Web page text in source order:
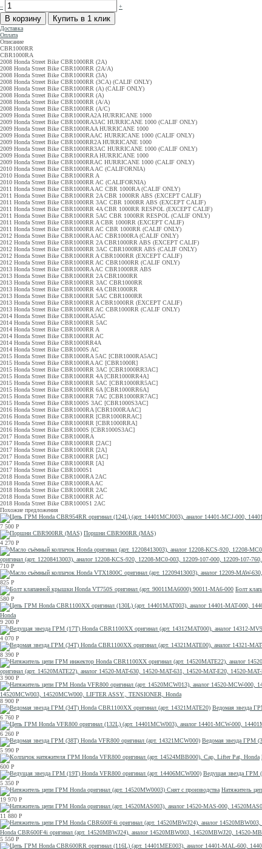
–
+
Доставка
Оплата
Описание
CBR1000RR
CBR1000RA
2008 Honda Street Bike CBR1000RR (2A)
2008 Honda Street Bike CBR1000RR (2A/A)
2008 Honda Street Bike CBR1000RR (3A)
2008 Honda Street Bike CBR1000RR (3CA) (CALIF ONLY)
2008 Honda Street Bike CBR1000RR (A) (CALIF ONLY)
2008 Honda Street Bike CBR1000RR (A)
2008 Honda Street Bike CBR1000RR (A/A)
2008 Honda Street Bike CBR1000RR (A/C)
2009 Honda Street Bike CBR1000RA2A HURRICANE 1000
2009 Honda Street Bike CBR1000RA3AC HURRICANE 1000 (CALIF ONLY)
2009 Honda Street Bike CBR1000RAA HURRICANE 1000
2009 Honda Street Bike CBR1000RAAC HURRICANE 1000 (CALIF ONLY)
2009 Honda Street Bike CBR1000RR2A HURRICANE 1000
2009 Honda Street Bike CBR1000RR3AC HURRICANE 1000 (CALIF ONLY)
2009 Honda Street Bike CBR1000RRA HURRICANE 1000
2009 Honda Street Bike CBR1000RRAC HURRICANE 1000 (CALIF ONLY)
2010 Honda Street Bike CBR1000RA AC (CALIFORNIA)
2010 Honda Street Bike CBR1000RR A
2010 Honda Street Bike CBR1000RR AC (CALIFORNIA)
2011 Honda Street Bike CBR1000RA AC CBR 1000RA (CALIF ONLY)
2011 Honda Street Bike CBR1000RR 2A CBR 1000RR ABS (EXCEPT CALIF)
2011 Honda Street Bike CBR1000RR 3AC CBR 1000RR ABS (EXCEPT CALIF)
2011 Honda Street Bike CBR1000RR 4A CBR 1000RR RESPOL (EXCEPT CALIF)
2011 Honda Street Bike CBR1000RR 5AC CBR 1000RR RESPOL (CALIF ONLY)
2011 Honda Street Bike CBR1000RR A CBR 1000RR (EXCEPT CALIF)
2011 Honda Street Bike CBR1000RR AC CBR 1000RR (CALIF ONLY)
2012 Honda Street Bike CBR1000RA AC CBR1000RA (CALIF ONLY)
2012 Honda Street Bike CBR1000RR 2A CBR1000RR ABS (EXCEPT CALIF)
2012 Honda Street Bike CBR1000RR 3AC CBR1000RR ABS (CALIF ONLY)
2012 Honda Street Bike CBR1000RR A CBR1000RR (EXCEPT CALIF)
2012 Honda Street Bike CBR1000RR AC CBR1000RR (CALIF ONLY)
2013 Honda Street Bike CBR1000RA AC CBR1000RR ABS
2013 Honda Street Bike CBR1000RR 2A CBR1000RR
2013 Honda Street Bike CBR1000RR 3AC CBR1000RR
2013 Honda Street Bike CBR1000RR 4A CBR1000RR
2013 Honda Street Bike CBR1000RR 5AC CBR1000RR
2013 Honda Street Bike CBR1000RR A CBR1000RR (EXCEPT CALIF)
2013 Honda Street Bike CBR1000RR AC CBR1000RR (CALIF ONLY)
2014 Honda Street Bike CBR1000RA5AC
2014 Honda Street Bike CBR1000RR 5AC
2014 Honda Street Bike CBR1000RR A
2014 Honda Street Bike CBR1000RR AC
2014 Honda Street Bike CBR1000RR4A
2014 Honda Street Bike CBR1000S AC
2015 Honda Street Bike CBR1000RA 5AC [CBR1000RA5AC]
2015 Honda Street Bike CBR1000RA AC [CBR1000R]
2015 Honda Street Bike CBR1000RR 3AC [CBR1000RR3AC]
2015 Honda Street Bike CBR1000RR 4A [CBR1000RR4A]
2015 Honda Street Bike CBR1000RR 5AC [CBR1000RR5AC]
2015 Honda Street Bike CBR1000RR 6A [CBR1000RR6A]
2015 Honda Street Bike CBR1000RR 7AC [CBR1000RR7AC]
2015 Honda Street Bike CBR1000S 3AC [CBR1000S3AC]
2016 Honda Street Bike CBR1000RA [CBR1000RAAC]
2016 Honda Street Bike CBR1000RR [CBR1000RRAC]
2016 Honda Street Bike CBR1000RR [CBR1000RRA]
2016 Honda Street Bike CBR1000S [CBR1000S3AC]
2017 Honda Street Bike CBR1000RA
2017 Honda Street Bike CBR1000RR [2AC]
2017 Honda Street Bike CBR1000RR [2A]
2017 Honda Street Bike CBR1000RR [AC]
2017 Honda Street Bike CBR1000RR [A]
2017 Honda Street Bike CBR1000S1
2018 Honda Street Bike CBR1000RA 2AC
2018 Honda Street Bike CBR1000RA AC
2018 Honda Street Bike CBR1000RR 2AC
2018 Honda Street Bike CBR1000RR AC
2018 Honda Street Bike CBR1000S1 2AC
Похожие предложения
7 500 Р
Поршни CBR900RR (MAS)
4 270 Р
оригинал (арт. 12208413003), аналог 12208-KCS-920, 12208-MC0-003, 12209-107-000, 12209-
710 Р
825 Р
Болт
580 Р
Honda
9 200 Р
4 070 Р
8 390 Р
оригинал (арт. 14520MATE22), аналог 14520-MAT-630, 14520-MAT-631, 14520-MAT-E20, 14520-
3 900 Р
14520MCW003, 14520MCW000, LIFTER ASSY., TENSIONER, Honda
8 900 Р
Ведомая звезда
6 760 Р
6 260 Р
Ведомая звезда ГРМ
5 990 Р
600 Р
Ведущая звезда ГРМ
5 350 Р
Натяжитель
19 970 Р
11 880 Р
Honda CBR600F4i оригинал (арт. 14520MBWJ24), аналог 14520MBW003, 14520MBWJ20,
5 550 Р